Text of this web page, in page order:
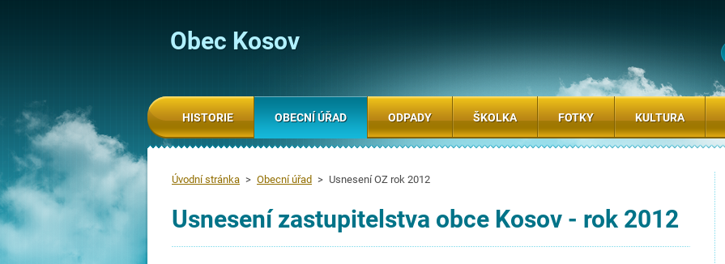
Obec Kosov
Úvodní stránka > Obecní úřad > Usnesení OZ rok 2012
Usnesení zastupitelstva obce Kosov - rok 2012
HISTORIE OBECNÍ ÚŘAD ODPADY ŠKOLKA FOTKY KULTURA